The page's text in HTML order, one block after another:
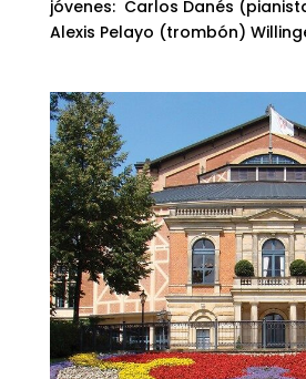
jóvenes: Carlos Danés
Alexis Pelayo (trombón)